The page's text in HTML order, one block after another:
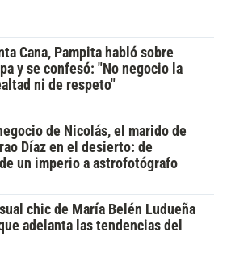
Cana, Pampita habló sobre
y se confesó: "No negocio la
ni de respeto"
de Nicolás, el marido de
Díaz en el desierto: de
un imperio a astrofotógrafo
chic de María Belén Ludueña
adelanta las tendencias del